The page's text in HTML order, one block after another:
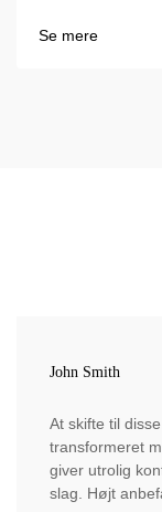
Se mere
John Smith
At skifte til
transformeret
giver utrolig
slag. Højt